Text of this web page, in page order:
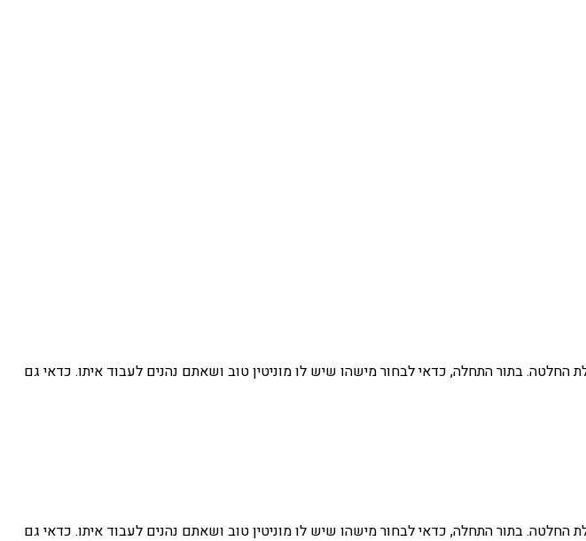
בתור התחלה, כדאי לבחור מישהו שיש לו מוניטין טוב ושאתם נהנים לעבוד איתו. כדאי גם
בתור התחלה, כדאי לבחור מישהו שיש לו מוניטין טוב ושאתם נהנים לעבוד איתו. כדאי גם